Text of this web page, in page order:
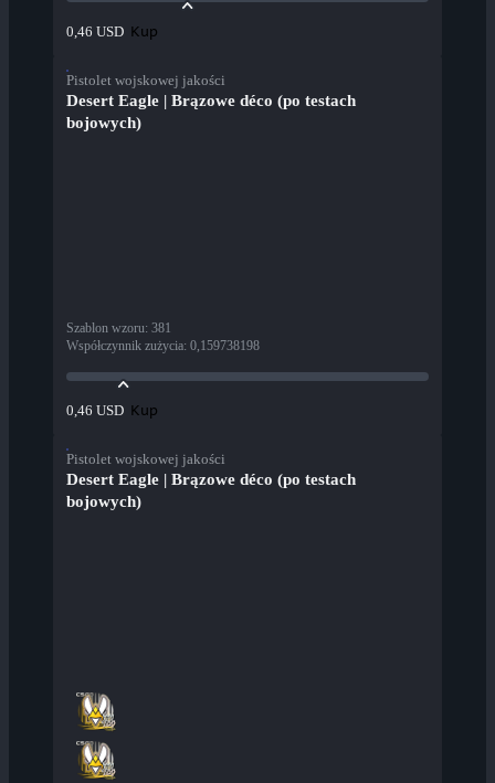
0,46 USD Kup
Pistolet wojskowej jakości
Desert Eagle | Brązowe déco (po testach
bojowych)
Szablon wzoru: 381
Współczynnik zużycia: 0,159738198
0,46 USD Kup
Pistolet wojskowej jakości
Desert Eagle | Brązowe déco (po testach
bojowych)